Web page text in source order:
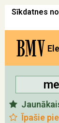
Sīkdatnes
BMV
Īpašie